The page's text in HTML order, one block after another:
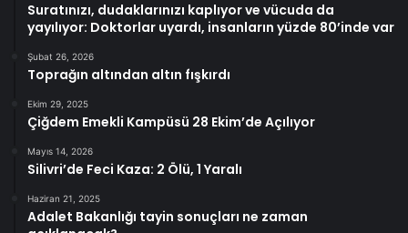
Suratınızı, dudaklarınızı kaplıyor ve vücuda da
yayılıyor: Doktorlar uyardı, insanların yüzde 80’inde var
Şubat 26, 2026
Toprağın altından altın fışkırdı
Ekim 29, 2025
Çiğdem Emekli Kampüsü 28 Ekim’de Açılıyor
Mayıs 14, 2026
Silivri’de Feci Kaza: 2 Ölü, 1 Yaralı
Haziran 21, 2025
Adalet Bakanlığı tayin sonuçları ne zaman